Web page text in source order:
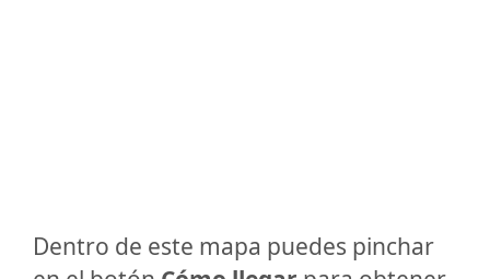
Dentro de este mapa puedes pinchar